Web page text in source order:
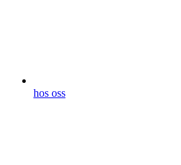
hos oss